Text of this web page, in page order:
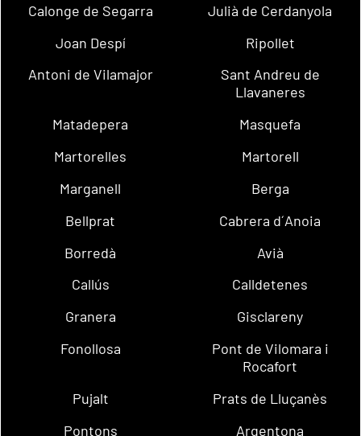
Calonge de Segarra
Julià de Cerdanyola
Joan Despí
Ripollet
Antoni de Vilamajor
Sant Andreu de
Llavaneres
Matadepera
Masquefa
Martorelles
Martorell
Marganell
Berga
Bellprat
Cabrera d´Anoia
Borredà
Avià
Callús
Calldetenes
Granera
Gisclareny
Fonollosa
Pont de Vilomara i
Rocafort
Pujalt
Prats de Lluçanès
Pontons
Argentona